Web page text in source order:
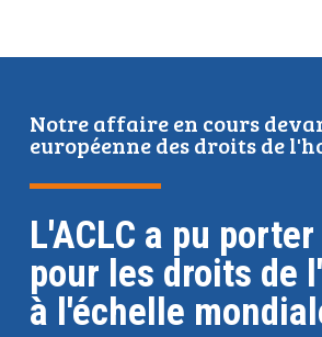
Notre affaire en cours
européenne des droits de
L'ACLC a pu
pour les droits de
à l'échelle